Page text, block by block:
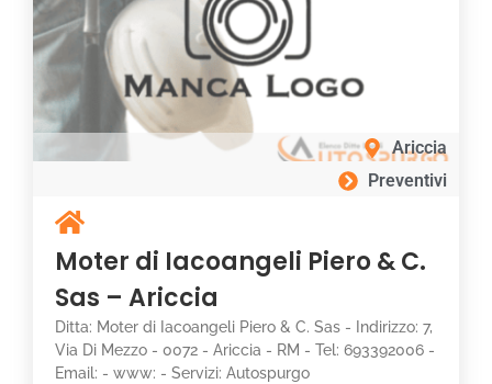
Ariccia
Preventivi
Moter di Iacoangeli Piero & C.
Sas – Ariccia
Ditta: Moter di Iacoangeli Piero & C. Sas - Indirizzo: 7,
Via Di Mezzo - 0072 - Ariccia - RM - Tel: 693392006 -
Email: - www: - Servizi: Autospurgo